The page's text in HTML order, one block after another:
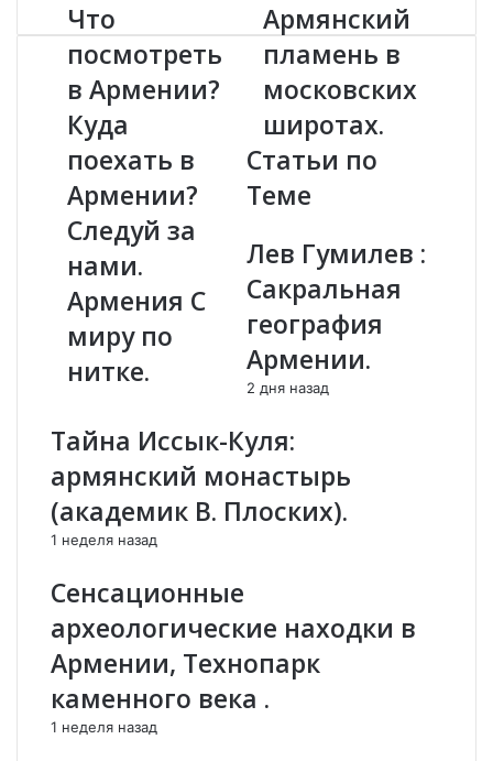
Ч
т
о
п
о
с
о
т
р
е
т
ь
в
А
м
и
и
?
К
у
а
о
е
х
а
т
Что
посмотреть
в Армении?
Куда
поехать в
Армении?
Следуй за
нами.
Армения С
миру по
нитке.
А
р
м
я
н
с
и
й
а
м
н
ь
в
с
к
в
ш
и
о
Армянский
пламень в
московских
широтах.
Статьи по
Теме
Лев Гумилев :
Сакральная
география
Армении.
2 дня назад
Тайна Иссык-Куля:
армянский монастырь
(академик В. Плоских).
1 неделя назад
Сенсационные
археологические находки в
Армении, Технопарк
каменного века .
1 неделя назад